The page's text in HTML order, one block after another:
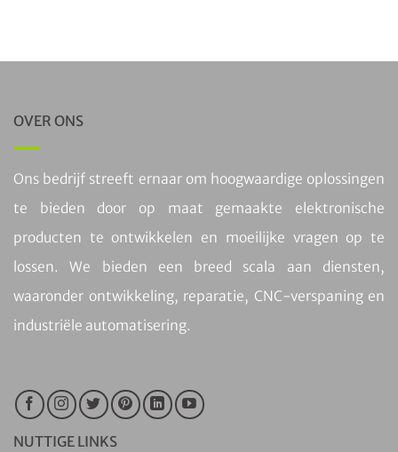
OVER ONS
Ons bedrijf streeft ernaar om hoogwaardige oplossingen
te bieden door op maat gemaakte elektronische
producten te ontwikkelen en moeilijke vragen op te
lossen. We bieden een breed scala aan diensten,
waaronder ontwikkeling, reparatie, CNC-verspaning en
industriële automatisering.
NUTTIGE LINKS